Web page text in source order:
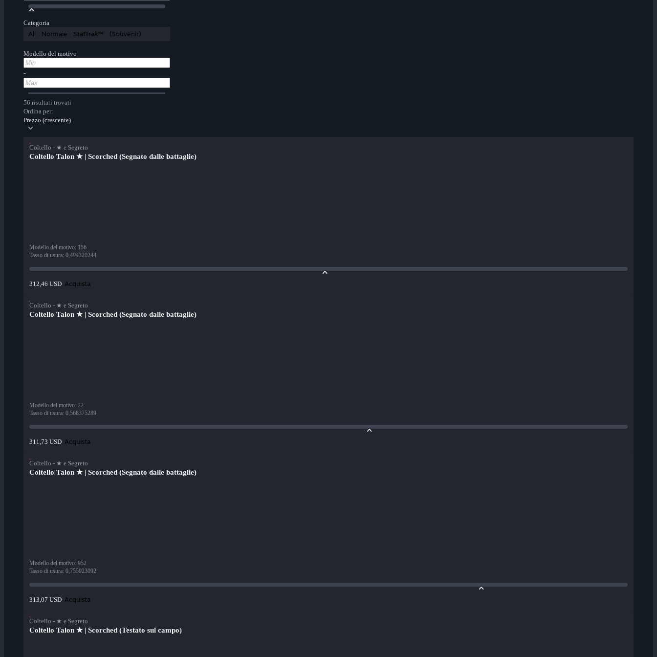
Categoria
All Normale StatTrak™ (Souvenir)
Modello del motivo
-
56 risultati trovati
Ordina per:
Prezzo (crescente)
Coltello - ★ e Segreto
Coltello Talon ★ | Scorched (Segnato dalle battaglie)
Modello del motivo: 156
Tasso di usura: 0,494320244
312,46 USD Acquista
Coltello - ★ e Segreto
Coltello Talon ★ | Scorched (Segnato dalle battaglie)
Modello del motivo: 22
Tasso di usura: 0,568375289
311,73 USD Acquista
Coltello - ★ e Segreto
Coltello Talon ★ | Scorched (Segnato dalle battaglie)
Modello del motivo: 952
Tasso di usura: 0,755923092
313,07 USD Acquista
Coltello - ★ e Segreto
Coltello Talon ★ | Scorched (Testato sul campo)